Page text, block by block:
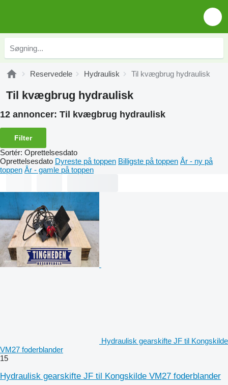
Reservedele Hydraulisk Til kvægbrug hydraulisk
Til kvægbrug hydraulisk
12 annoncer: Til kvægbrug hydraulisk
Filter
Sortér: Oprettelsesdato
Oprettelsesdato Dyreste på toppen Billigste på toppen År - ny på
toppen År - gamle på toppen
Hydraulisk gearskifte JF til Kongskilde
VM27 foderblander
15
Hydraulisk gearskifte JF til Kongskilde VM27 foderblander